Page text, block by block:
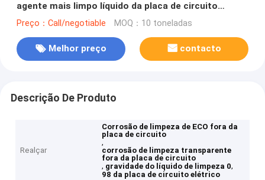
agente mais limpo líquido da placa de circuito
elétrico
Preço：Call/negotiable MOQ：10 toneladas
Melhor preço contacto
Descrição De Produto
Realçar
Corrosão de limpeza de ECO fora da
placa de circuito
,
corrosão de limpeza transparente
fora da placa de circuito
, gravidade do líquido de limpeza 0,
98 da placa de circuito elétrico